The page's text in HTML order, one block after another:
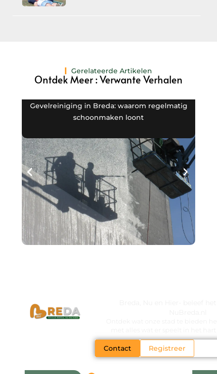
Gerelateerde Artikelen
Ontdek Meer : Verwante Verhalen
Gevelreiniging in Breda: waarom regelmatig
schoonmaken loont
Contact Registreer